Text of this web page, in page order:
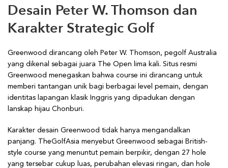
Desain Peter W. Thomson dan
Karakter Strategic Golf
Greenwood dirancang oleh Peter W. Thomson, pegolf Australia
yang dikenal sebagai juara The Open lima kali. Situs resmi
Greenwood menegaskan bahwa course ini dirancang untuk
memberi tantangan unik bagi berbagai level pemain, dengan
identitas lapangan klasik Inggris yang dipadukan dengan
lanskap hijau Chonburi.
Karakter desain Greenwood tidak hanya mengandalkan
panjang. TheGolfAsia menyebut Greenwood sebagai British-
style course yang menuntut pemain berpikir, dengan 27 hole
yang tersebar cukup luas, perubahan elevasi ringan, dan hole